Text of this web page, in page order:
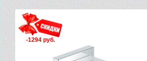
-1294 руб.